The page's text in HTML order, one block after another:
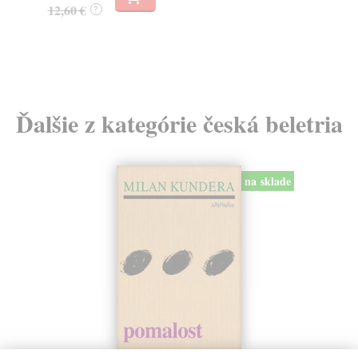
12,60 € ?
Ďalšie z kategórie česká beletria
na sklade